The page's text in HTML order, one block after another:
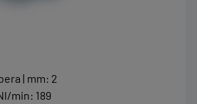
| mm: 2
min: 189